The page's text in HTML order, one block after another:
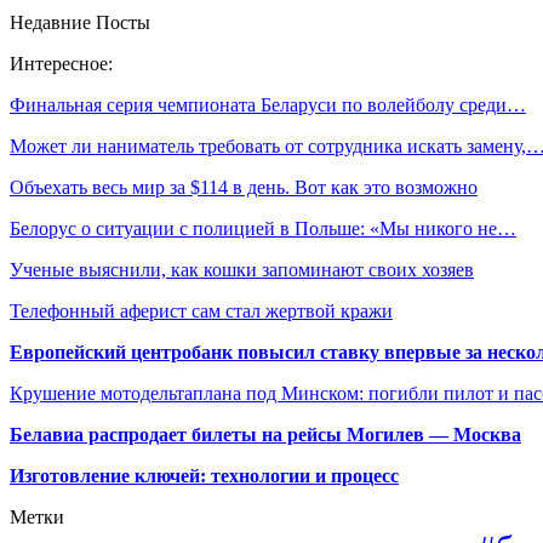
Недавние Посты
Интересное:
Финальная серия чемпионата Беларуси по волейболу среди…
Может ли наниматель требовать от сотрудника искать замену,…
Объехать весь мир за $114 в день. Вот как это возможно
Белорус о ситуации с полицией в Польше: «Мы никого не…
Ученые выяснили, как кошки запоминают своих хозяев
Телефонный аферист сам стал жертвой кражи
Европейский центробанк повысил ставку впервые за
Крушение мотодельтаплана под Минском: погибли пилот и
Белавиа распродает билеты на рейсы Могилев — Москва
Изготовление ключей: технологии и процесс
Метки